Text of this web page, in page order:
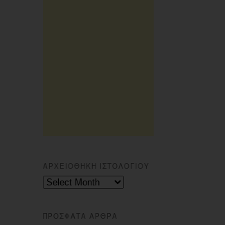
ΑΡΧΕΙΟΘΗΚΗ ΙΣΤΟΛΟΓΙΟΥ
Αρχειοθηκη
ΠΡΟΣΦΑΤΑ ΑΡΘΡΑ